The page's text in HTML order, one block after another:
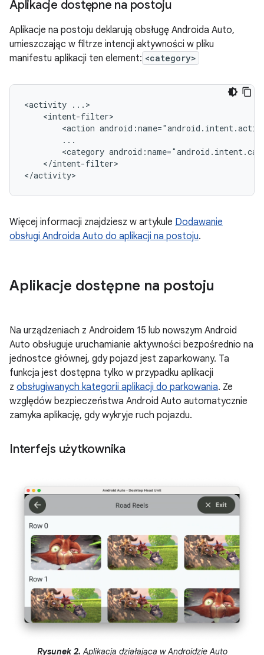
Aplikacje dostępne na postoju
Aplikacje na postoju deklarują obsługę Androida Auto,
umieszczając w filtrze intencji aktywności w pliku
manifestu aplikacji ten element: <category>
<activity
<action
<category
</intent-filter>
Więcej informacji znajdziesz w artykule Dodawanie
obsługi Androida Auto do aplikacji na postoju.
Aplikacje dostępne na postoju
Na urządzeniach z Androidem 15 lub nowszym Android
Auto obsługuje uruchamianie aktywności bezpośrednio na
jednostce głównej, gdy pojazd jest zaparkowany. Ta
funkcja jest dostępna tylko w przypadku aplikacji
z obsługiwanych kategorii aplikacji do parkowania. Ze
względów bezpieczeństwa Android Auto automatycznie
zamyka aplikację, gdy wykryje ruch pojazdu.
Interfejs użytkownika
Rysunek 2. Aplikacja działająca w Androidzie Auto